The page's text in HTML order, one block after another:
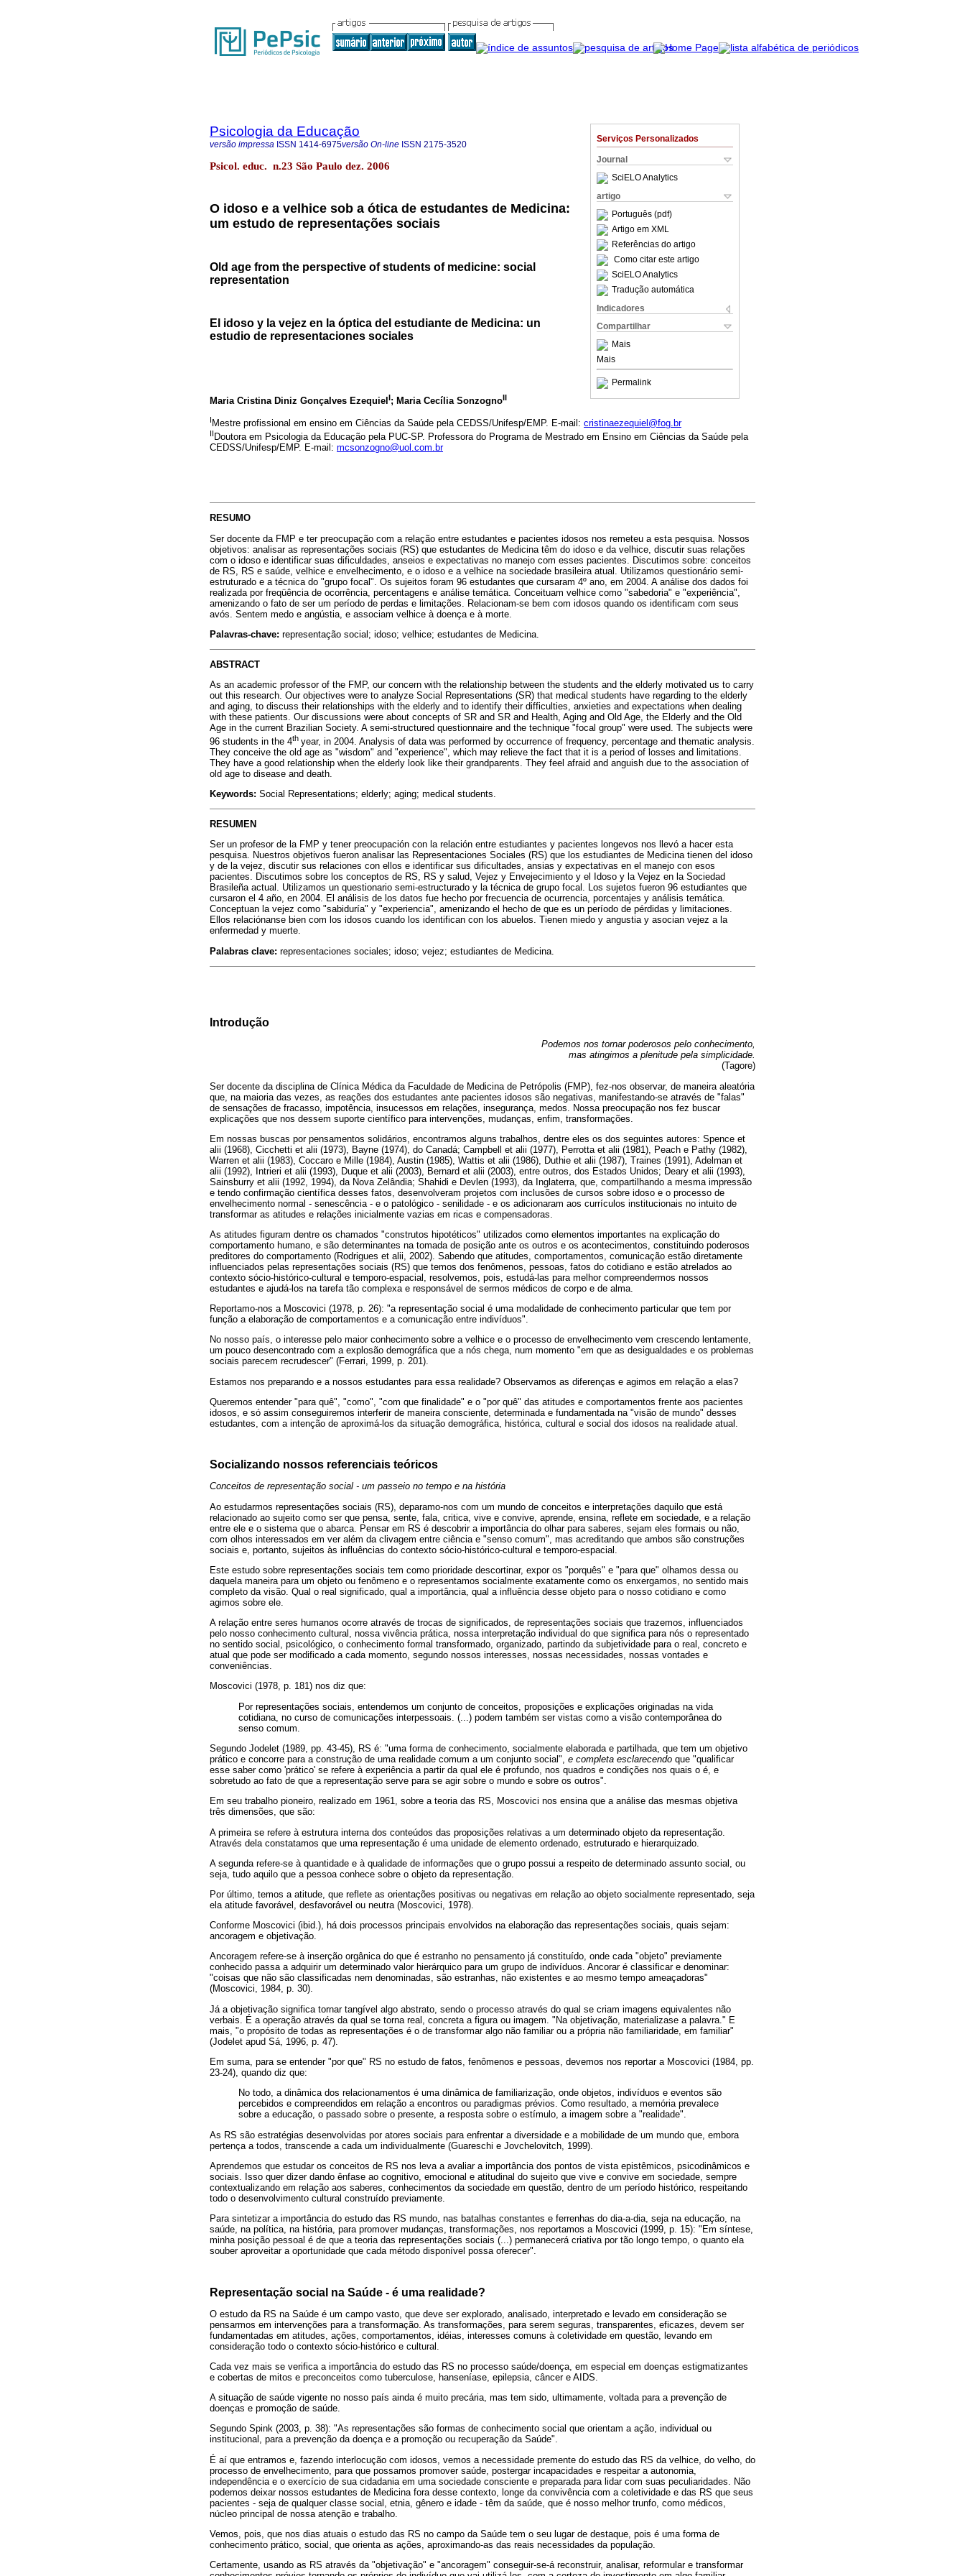
Serviços Personalizados
Journal
SciELO Analytics
artigo
Português (pdf)
Artigo em XML
Referências do artigo
Como citar este artigo
SciELO Analytics
Tradução automática
Indicadores
Compartilhar
Mais
Mais
Permalink
Psicologia da Educação
versão impressa ISSN 1414-6975versão On-line ISSN 2175-3520
Psicol. educ. n.23 São Paulo dez. 2006
O idoso e a velhice sob a ótica de estudantes de Medicina:
um estudo de representações sociais
Old age from the perspective of students of medicine: social
representation
El idoso y la vejez en la óptica del estudiante de Medicina: un
estudio de representaciones sociales
Maria Cristina Diniz Gonçalves EzequielI; Maria Cecília SonzognoII
I Mestre profissional em ensino em Ciências da Saúde pela CEDSS/Unifesp/EMP. E-mail: cristinaezequiel@fog.br
IIDoutora em Psicologia da Educação pela PUC-SP. Professora do Programa de Mestrado em Ensino em Ciências da Saúde pela
CEDSS/Unifesp/EMP. E-mail: mcsonzogno@uol.com.br
RESUMO
Ser docente da FMP e ter preocupação com a relação entre estudantes e pacientes idosos nos remeteu a esta pesquisa. Nossos
objetivos: analisar as representações sociais (RS) que estudantes de Medicina têm do idoso e da velhice, discutir suas relações
com o idoso e identificar suas dificuldades, anseios e expectativas no manejo com esses pacientes. Discutimos sobre: conceitos
de RS, RS e saúde, velhice e envelhecimento, e o idoso e a velhice na sociedade brasileira atual. Utilizamos questionário semi-
estruturado e a técnica do "grupo focal". Os sujeitos foram 96 estudantes que cursaram 4º ano, em 2004. A análise dos dados foi
realizada por freqüência de ocorrência, percentagens e análise temática. Conceituam velhice como "sabedoria" e "experiência",
amenizando o fato de ser um período de perdas e limitações. Relacionam-se bem com idosos quando os identificam com seus
avós. Sentem medo e angústia, e associam velhice à doença e à morte.
Palavras-chave: representação social; idoso; velhice; estudantes de Medicina.
ABSTRACT
As an academic professor of the FMP, our concern with the relationship between the students and the elderly motivated us to carry
out this research. Our objectives were to analyze Social Representations (SR) that medical students have regarding to the elderly
and aging, to discuss their relationships with the elderly and to identify their difficulties, anxieties and expectations when dealing
with these patients. Our discussions were about concepts of SR and SR and Health, Aging and Old Age, the Elderly and the Old
Age in the current Brazilian Society. A semi-structured questionnaire and the technique "focal group" were used. The subjects were
96 students in the 4th year, in 2004. Analysis of data was performed by occurrence of frequency, percentage and thematic analysis.
They conceive the old age as "wisdom" and "experience", which may relieve the fact that it is a period of losses and limitations.
They have a good relationship when the elderly look like their grandparents. They feel afraid and anguish due to the association of
old age to disease and death.
Keywords: Social Representations; elderly; aging; medical students.
RESUMEN
Ser un profesor de la FMP y tener preocupación con la relación entre estudiantes y pacientes longevos nos llevó a hacer esta
pesquisa. Nuestros objetivos fueron analisar las Representaciones Sociales (RS) que los estudiantes de Medicina tienen del idoso
y de la vejez, discutir sus relaciones con ellos e identificar sus dificultades, ansias y expectativas en el manejo con esos
pacientes. Discutimos sobre los conceptos de RS, RS y salud, Vejez y Envejecimiento y el Idoso y la Vejez en la Sociedad
Brasileña actual. Utilizamos un questionario semi-estructurado y la técnica de grupo focal. Los sujetos fueron 96 estudiantes que
cursaron el 4 año, en 2004. El análisis de los datos fue hecho por frecuencia de ocurrencia, porcentajes y análisis temática.
Conceptuan la vejez como "sabiduría" y "experiencia", amenizando el hecho de que es un período de pérdidas y limitaciones.
Ellos relaciónanse bien com los idosos cuando los identifican con los abuelos. Tienen miedo y angustia y asocian vejez a la
enfermedad y muerte.
Palabras clave: representaciones sociales; idoso; vejez; estudiantes de Medicina.
Introdução
Podemos nos tornar poderosos pelo conhecimento,
mas atingimos a plenitude pela simplicidade.
(Tagore)
Ser docente da disciplina de Clínica Médica da Faculdade de Medicina de Petrópolis (FMP), fez-nos observar, de maneira aleatória
que, na maioria das vezes, as reações dos estudantes ante pacientes idosos são negativas, manifestando-se através de "falas"
de sensações de fracasso, impotência, insucessos em relações, insegurança, medos. Nossa preocupação nos fez buscar
explicações que nos dessem suporte científico para intervenções, mudanças, enfim, transformações.
Em nossas buscas por pensamentos solidários, encontramos alguns trabalhos, dentre eles os dos seguintes autores: Spence et
alii (1968), Cicchetti et alii (1973), Bayne (1974), do Canadá; Campbell et alii (1977), Perrotta et alii (1981), Peach e Pathy (1982),
Warren et alii (1983), Coccaro e Mille (1984), Austin (1985), Wattis et alii (1986), Duthie et alii (1987), Traines (1991), Adelman et
alii (1992), Intrieri et alii (1993), Duque et alii (2003), Bernard et alii (2003), entre outros, dos Estados Unidos; Deary et alii (1993),
Sainsburry et alii (1992, 1994), da Nova Zelândia; Shahidi e Devlen (1993), da Inglaterra, que, compartilhando a mesma impressão
e tendo confirmação científica desses fatos, desenvolveram projetos com inclusões de cursos sobre idoso e o processo de
envelhecimento normal - senescência - e o patológico - senilidade - e os adicionaram aos currículos institucionais no intuito de
transformar as atitudes e relações inicialmente vazias em ricas e compensadoras.
As atitudes figuram dentre os chamados "construtos hipotéticos" utilizados como elementos importantes na explicação do
comportamento humano, e são determinantes na tomada de posição ante os outros e os acontecimentos, constituindo poderosos
preditores do comportamento (Rodrigues et alii, 2002). Sabendo que atitudes, comportamentos, comunicação estão diretamente
influenciados pelas representações sociais (RS) que temos dos fenômenos, pessoas, fatos do cotidiano e estão atrelados ao
contexto sócio-histórico-cultural e temporo-espacial, resolvemos, pois, estudá-las para melhor compreendermos nossos
estudantes e ajudá-los na tarefa tão complexa e responsável de sermos médicos de corpo e de alma.
Reportamo-nos a Moscovici (1978, p. 26): "a representação social é uma modalidade de conhecimento particular que tem por
função a elaboração de comportamentos e a comunicação entre indivíduos".
No nosso país, o interesse pelo maior conhecimento sobre a velhice e o processo de envelhecimento vem crescendo lentamente,
um pouco desencontrado com a explosão demográfica que a nós chega, num momento "em que as desigualdades e os problemas
sociais parecem recrudescer" (Ferrari, 1999, p. 201).
Estamos nos preparando e a nossos estudantes para essa realidade? Observamos as diferenças e agimos em relação a elas?
Queremos entender "para quê", "como", "com que finalidade" e o "por quê" das atitudes e comportamentos frente aos pacientes
idosos, e só assim conseguiremos interferir de maneira consciente, determinada e fundamentada na "visão de mundo" desses
estudantes, com a intenção de aproximá-los da situação demográfica, histórica, cultural e social dos idosos na realidade atual.
Socializando nossos referenciais teóricos
Conceitos de representação social - um passeio no tempo e na história
Ao estudarmos representações sociais (RS), deparamo-nos com um mundo de conceitos e interpretações daquilo que está
relacionado ao sujeito como ser que pensa, sente, fala, critica, vive e convive, aprende, ensina, reflete em sociedade, e a relação
entre ele e o sistema que o abarca. Pensar em RS é descobrir a importância do olhar para saberes, sejam eles formais ou não,
com olhos interessados em ver além da clivagem entre ciência e "senso comum", mas acreditando que ambos são construções
sociais e, portanto, sujeitos às influências do contexto sócio-histórico-cultural e temporo-espacial.
Este estudo sobre representações sociais tem como prioridade descortinar, expor os "porquês" e "para que" olhamos dessa ou
daquela maneira para um objeto ou fenômeno e o representamos socialmente exatamente como os enxergamos, no sentido mais
completo da visão. Qual o real significado, qual a importância, qual a influência desse objeto para o nosso cotidiano e como
agimos sobre ele.
A relação entre seres humanos ocorre através de trocas de significados, de representações sociais que trazemos, influenciados
pelo nosso conhecimento cultural, nossa vivência prática, nossa interpretação individual do que significa para nós o representado
no sentido social, psicológico, o conhecimento formal transformado, organizado, partindo da subjetividade para o real, concreto e
atual que pode ser modificado a cada momento, segundo nossos interesses, nossas necessidades, nossas vontades e
conveniências.
Moscovici (1978, p. 181) nos diz que:
Por representações sociais, entendemos um conjunto de conceitos, proposições e explicações originadas na vida
cotidiana, no curso de comunicações interpessoais. (...) podem também ser vistas como a visão contemporânea do
senso comum.
Segundo Jodelet (1989, pp. 43-45), RS é: "uma forma de conhecimento, socialmente elaborada e partilhada, que tem um objetivo
prático e concorre para a construção de uma realidade comum a um conjunto social", e completa esclarecendo que "qualificar
esse saber como 'prático' se refere à experiência a partir da qual ele é profundo, nos quadros e condições nos quais o é, e
sobretudo ao fato de que a representação serve para se agir sobre o mundo e sobre os outros".
Em seu trabalho pioneiro, realizado em 1961, sobre a teoria das RS, Moscovici nos ensina que a análise das mesmas objetiva
três dimensões, que são:
A primeira se refere à estrutura interna dos conteúdos das proposições relativas a um determinado objeto da representação.
Através dela constatamos que uma representação é uma unidade de elemento ordenado, estruturado e hierarquizado.
A segunda refere-se à quantidade e à qualidade de informações que o grupo possui a respeito de determinado assunto social, ou
seja, tudo aquilo que a pessoa conhece sobre o objeto da representação.
Por último, temos a atitude, que reflete as orientações positivas ou negativas em relação ao objeto socialmente representado, seja
ela atitude favorável, desfavorável ou neutra (Moscovici, 1978).
Conforme Moscovici (ibid.), há dois processos principais envolvidos na elaboração das representações sociais, quais sejam:
ancoragem e objetivação.
Ancoragem refere-se à inserção orgânica do que é estranho no pensamento já constituído, onde cada "objeto" previamente
conhecido passa a adquirir um determinado valor hierárquico para um grupo de indivíduos. Ancorar é classificar e denominar:
"coisas que não são classificadas nem denominadas, são estranhas, não existentes e ao mesmo tempo ameaçadoras"
(Moscovici, 1984, p. 30).
Já a objetivação significa tornar tangível algo abstrato, sendo o processo através do qual se criam imagens equivalentes não
verbais. É a operação através da qual se torna real, concreta a figura ou imagem. "Na objetivação, materializase a palavra." E
mais, "o propósito de todas as representações é o de transformar algo não familiar ou a própria não familiaridade, em familiar"
(Jodelet apud Sá, 1996, p. 47).
Em suma, para se entender "por que" RS no estudo de fatos, fenômenos e pessoas, devemos nos reportar a Moscovici (1984, pp.
23-24), quando diz que:
No todo, a dinâmica dos relacionamentos é uma dinâmica de familiarização, onde objetos, indivíduos e eventos são
percebidos e compreendidos em relação a encontros ou paradigmas prévios. Como resultado, a memória prevalece
sobre a educação, o passado sobre o presente, a resposta sobre o estímulo, a imagem sobre a "realidade".
As RS são estratégias desenvolvidas por atores sociais para enfrentar a diversidade e a mobilidade de um mundo que, embora
pertença a todos, transcende a cada um individualmente (Guareschi e Jovchelovitch, 1999).
Aprendemos que estudar os conceitos de RS nos leva a avaliar a importância dos pontos de vista epistêmicos, psicodinâmicos e
sociais. Isso quer dizer dando ênfase ao cognitivo, emocional e atitudinal do sujeito que vive e convive em sociedade, sempre
contextualizando em relação aos saberes, conhecimentos da sociedade em questão, dentro de um período histórico, respeitando
todo o desenvolvimento cultural construído previamente.
Para sintetizar a importância do estudo das RS mundo, nas batalhas constantes e ferrenhas do dia-a-dia, seja na educação, na
saúde, na política, na história, para promover mudanças, transformações, nos reportamos a Moscovici (1999, p. 15): "Em síntese,
minha posição pessoal é de que a teoria das representações sociais (...) permanecerá criativa por tão longo tempo, o quanto ela
souber aproveitar a oportunidade que cada método disponível possa oferecer".
Representação social na Saúde - é uma realidade?
O estudo da RS na Saúde é um campo vasto, que deve ser explorado, analisado, interpretado e levado em consideração se
pensarmos em intervenções para a transformação. As transformações, para serem seguras, transparentes, eficazes, devem ser
fundamentadas em atitudes, ações, comportamentos, idéias, interesses comuns à coletividade em questão, levando em
consideração todo o contexto sócio-histórico e cultural.
Cada vez mais se verifica a importância do estudo das RS no processo saúde/doença, em especial em doenças estigmatizantes
e cobertas de mitos e preconceitos como tuberculose, hanseníase, epilepsia, câncer e AIDS.
A situação de saúde vigente no nosso país ainda é muito precária, mas tem sido, ultimamente, voltada para a prevenção de
doenças e promoção de saúde.
Segundo Spink (2003, p. 38): "As representações são formas de conhecimento social que orientam a ação, individual ou
institucional, para a prevenção da doença e a promoção ou recuperação da Saúde".
É aí que entramos e, fazendo interlocução com idosos, vemos a necessidade premente do estudo das RS da velhice, do velho, do
processo de envelhecimento, para que possamos promover saúde, postergar incapacidades e respeitar a autonomia,
independência e o exercício de sua cidadania em uma sociedade consciente e preparada para lidar com suas peculiaridades. Não
podemos deixar nossos estudantes de Medicina fora desse contexto, longe da convivência com a coletividade e das RS que seus
pacientes - seja de qualquer classe social, etnia, gênero e idade - têm da saúde, que é nosso melhor trunfo, como médicos,
núcleo principal de nossa atenção e trabalho.
Vemos, pois, que nos dias atuais o estudo das RS no campo da Saúde tem o seu lugar de destaque, pois é uma forma de
conhecimento prático, social, que orienta as ações, aproximando-as das reais necessidades da população.
Certamente, usando as RS através da "objetivação" e "ancoragem" conseguir-se-á reconstruir, analisar, reformular e transformar